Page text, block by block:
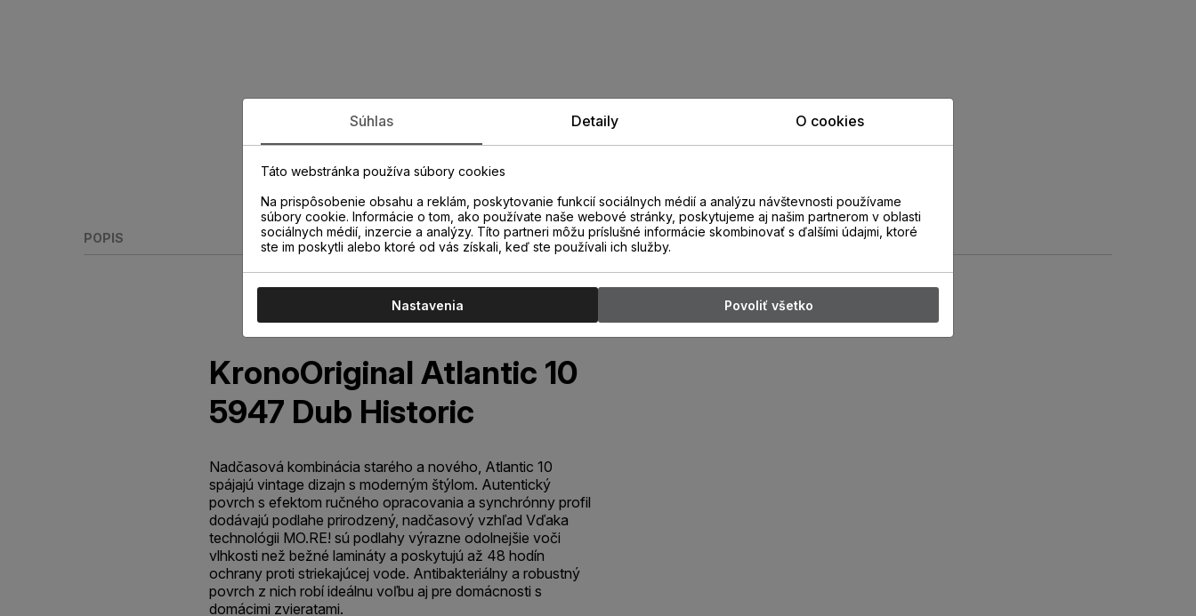
POPIS
KronoOriginal Atlantic 10
5947 Dub Historic
Nadčasová kombinácia starého a nového, Atlantic 10
spájajú vintage dizajn s moderným štýlom. Autentický
povrch s efektom ručného opracovania a synchrónny profil
dodávajú podlahe prirodzený, nadčasový vzhľad Vďaka
technológii MO.RE! sú podlahy výrazne odolnejšie voči
vlhkosti než bežné lamináty a poskytujú až 48 hodín
ochrany proti striekajúcej vode. Antibakteriálny a robustný
povrch z nich robí ideálnu voľbu aj pre domácnosti s
domácimi zvieratami.
Súhlas Detaily O cookies
Táto webstránka používa súbory cookies
Na prispôsobenie obsahu a reklám, poskytovanie funkcií sociálnych médií a analýzu návštevnosti používame
súbory cookie. Informácie o tom, ako používate naše webové stránky, poskytujeme aj našim partnerom v oblasti
sociálnych médií, inzercie a analýzy. Títo partneri môžu príslušné informácie skombinovať s ďalšími údajmi, ktoré
ste im poskytli alebo ktoré od vás získali, keď ste používali ich služby.
Nastavenia Povoliť všetko